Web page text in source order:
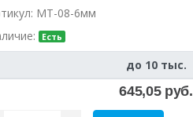
MT-08-6мм
Есть
до 10 тыс.
645,05 руб.